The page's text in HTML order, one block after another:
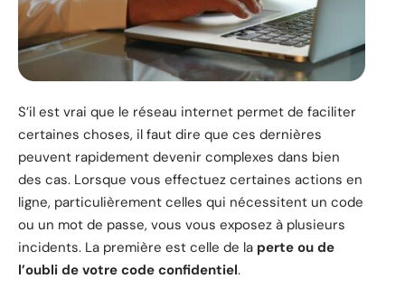
S’il est vrai que le réseau internet permet de faciliter
certaines choses, il faut dire que ces dernières
peuvent rapidement devenir complexes dans bien
des cas. Lorsque vous effectuez certaines actions en
ligne, particulièrement celles qui nécessitent un code
ou un mot de passe, vous vous exposez à plusieurs
incidents. La première est celle de la perte ou de
l’oubli de votre code confidentiel.